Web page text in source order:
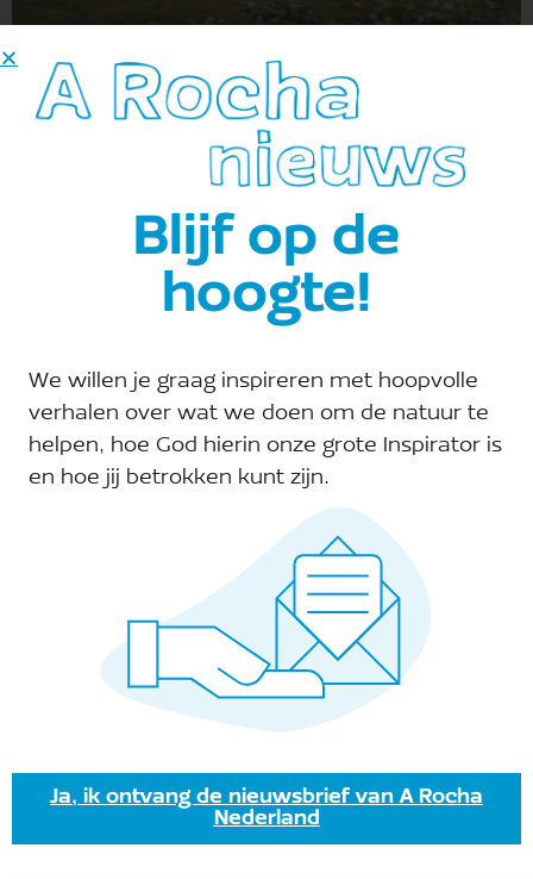
Blijf op de
hoogte!
We willen je graag inspireren met hoopvolle
verhalen over wat we doen om de natuur te
helpen, hoe God hierin onze grote Inspirator is
en hoe jij betrokken kunt zijn.
Ja, ik ontvang de nieuwsbrief van A Rocha
Nederland